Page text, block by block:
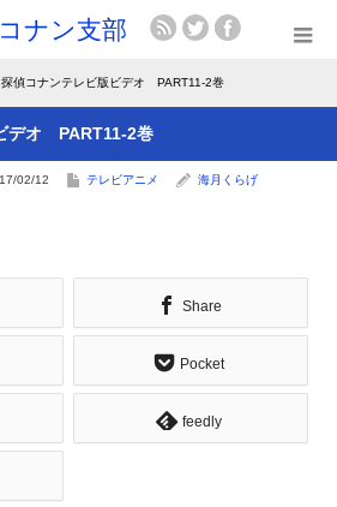
偵コナンテレビ版ビデオ PART11-2巻
デオ PART11-2巻
02/12 テレビアニメ 海月くらげ
Share
Pocket
feedly